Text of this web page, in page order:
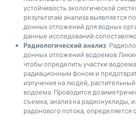
устойчивость экологической
результатам анализа выявляется
донных отложений для водных
данные исследований
Радиологический анализ.
донных отложений водоемов
чтобы определить участки
радиационным фоном и
излучения на людей,
водоема. Проводится
съемка, анализ на радионуклиды,
радонового потока, определяется